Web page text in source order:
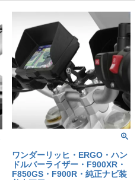
ワンダーリッヒ・ERGO・ハン
ドルバーライザー・F900XR・
F850GS・F900R・純正ナビ装